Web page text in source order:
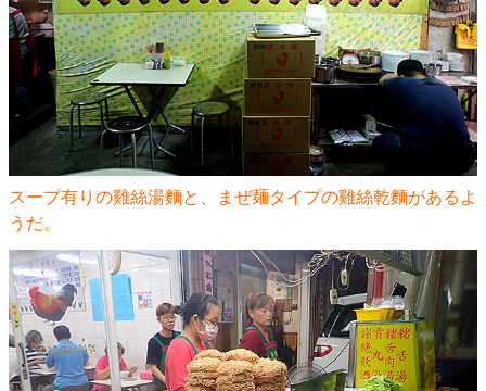
スープ有りの雞絲湯麵と、まぜ麺タイプの雞絲乾麵があるよ
うだ。